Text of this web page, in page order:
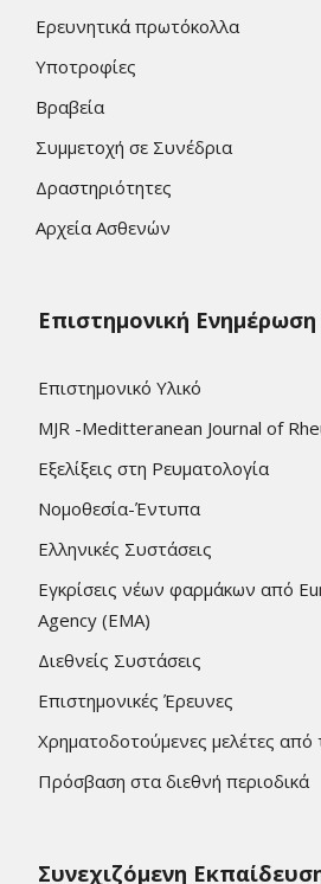
Ερευνητικά πρωτόκολλα
Υποτροφίες
Βραβεία
Συμμετοχή σε Συνέδρια
Δραστηριότητες
Αρχεία Ασθενών
Επιστημονική Ενημέρωση
Επιστημονικό Υλικό
MJR -Meditteranean Journal of
Εξελίξεις στη Ρευματολογία
Νομοθεσία-Έντυπα
Ελληνικές Συστάσεις
Εγκρίσεις νέων φαρμάκων από
Agency (EMA)
Διεθνείς Συστάσεις
Επιστημονικές Έρευνες
Χρηματοδοτούμενες μελέτες
Πρόσβαση στα διεθνή περιοδικά
Συνεχιζόμενη